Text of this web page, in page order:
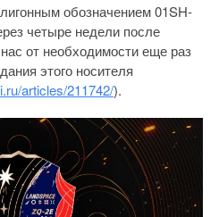
обозначением 01SH-
четыре недели после
от необходимости еще раз
этого носителя
articles/211742/).